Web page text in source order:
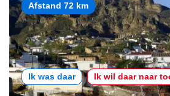
Afstand 72 km
Ik was daar Ik wil daar naar